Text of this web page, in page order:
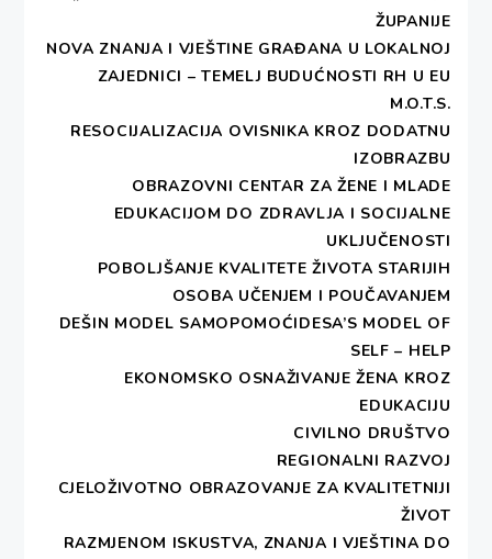
ŽUPANIJE
NOVA ZNANJA I VJEŠTINE GRAĐANA U LOKALNOJ
ZAJEDNICI – TEMELJ BUDUĆNOSTI RH U EU
M.O.T.S.
RESOCIJALIZACIJA OVISNIKA KROZ DODATNU
IZOBRAZBU
OBRAZOVNI CENTAR ZA ŽENE I MLADE
EDUKACIJOM DO ZDRAVLJA I SOCIJALNE
UKLJUČENOSTI
POBOLJŠANJE KVALITETE ŽIVOTA STARIJIH
OSOBA UČENJEM I POUČAVANJEM
DEŠIN MODEL SAMOPOMOĆIDESA’S MODEL OF
SELF – HELP
EKONOMSKO OSNAŽIVANJE ŽENA KROZ
EDUKACIJU
CIVILNO DRUŠTVO
REGIONALNI RAZVOJ
CJELOŽIVOTNO OBRAZOVANJE ZA KVALITETNIJI
ŽIVOT
RAZMJENOM ISKUSTVA, ZNANJA I VJEŠTINA DO